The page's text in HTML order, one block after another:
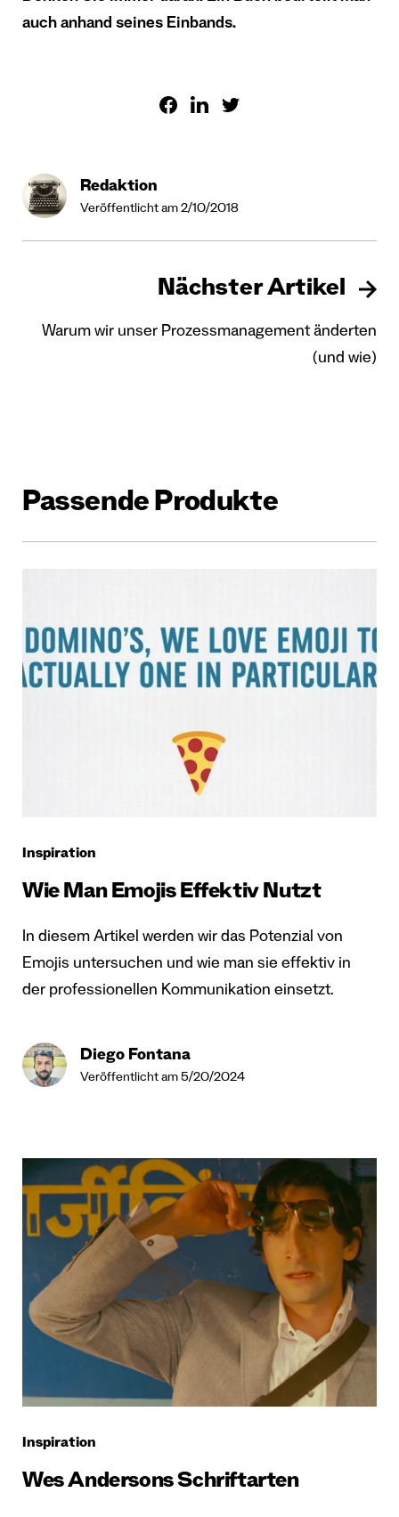
auch anhand seines Einbands.
Redaktion
Veröffentlicht am 2/10/2018
Nächster Artikel
Warum wir unser Prozessmanagement änderten
(und wie)
Passende Produkte
Inspiration
Wie Man Emojis Effektiv Nutzt
In diesem Artikel werden wir das Potenzial von
Emojis untersuchen und wie man sie effektiv in
der professionellen Kommunikation einsetzt.
Diego Fontana
Veröffentlicht am 5/20/2024
Inspiration
Wes Andersons Schriftarten